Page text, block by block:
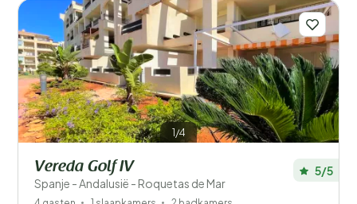
Afstand 1
Prijs
Ligging
Type vakantiehuisje
Populaire filters
1/4
Vereda Golf IV
Spanje - Andalusië - Roquetas de Mar
5/5